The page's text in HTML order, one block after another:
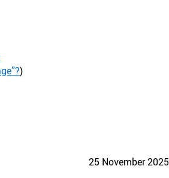
)
25 November 2025